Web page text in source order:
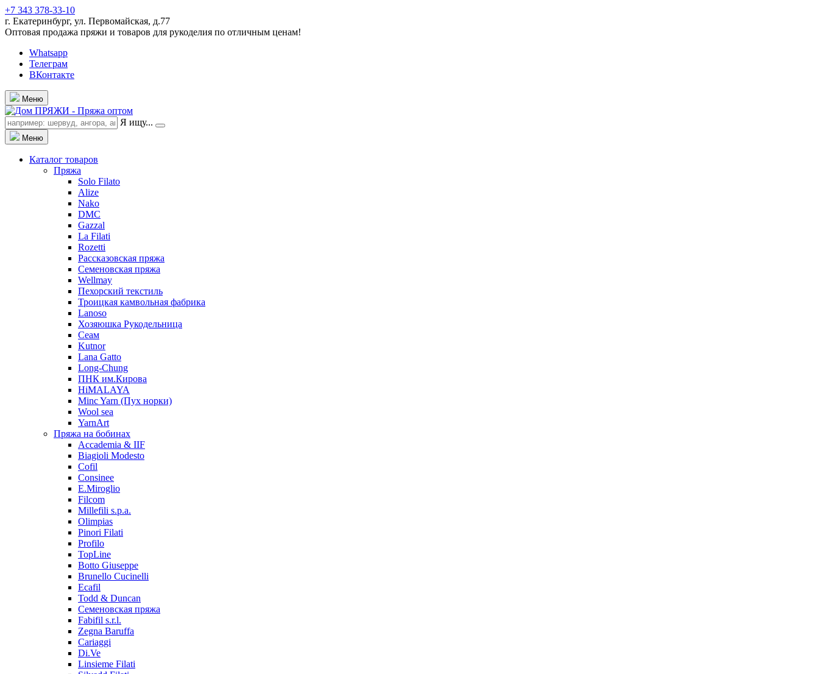
+7 343 378-33-10
г. Екатеринбург, ул. Первомайская, д.77
Оптовая продажа пряжи и товаров для рукоделия по отличным ценам!
Whatsapp
Телеграм
ВКонтакте
Меню
Я ищу...
Меню
Каталог товаров
Пряжа
Solo Filato
Alize
Nako
DMC
Gazzal
La Filati
Rozetti
Рассказовская пряжа
Семеновская пряжа
Wellmay
Пехорский текстиль
Троицкая камвольная фабрика
Lanoso
Хозяюшка Рукодельница
Сеам
Kutnor
Lana Gatto
Long-Chung
ПНК им.Кирова
HiMALAYA
Minc Yarn (Пух норки)
Wool sea
YarnArt
Пряжа на бобинах
Accademia & IIF
Biagioli Modesto
Cofil
Consinee
E.Miroglio
Filcom
Millefili s.p.a.
Olimpias
Pinori Filati
Profilo
TopLine
Botto Giuseppe
Brunello Cucinelli
Ecafil
Todd & Duncan
Семеновская пряжа
Fabifil s.r.l.
Zegna Baruffa
Cariaggi
Di.Ve
Linsieme Filati